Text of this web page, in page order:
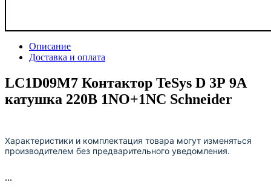
Описание
Доставка и оплата
LC1D09M7 Контактор TeSys D 3Р 9A
катушка 220В 1NO+1NC Schneider
Характеристики и комплектация товара могут изменяться
производителем без предварительного уведомления.
...